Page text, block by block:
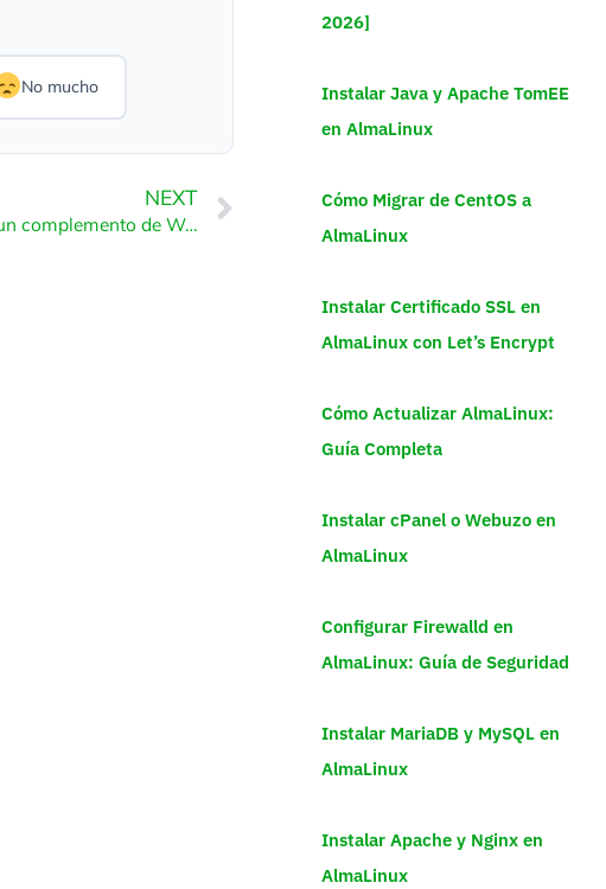
No mucho
NEXT
Cómo instalar un complemento de WordPress
2026]
Instalar Java y Apache TomEE
en AlmaLinux
Cómo Migrar de CentOS a
AlmaLinux
Instalar Certificado SSL en
AlmaLinux con Let’s Encrypt
Cómo Actualizar AlmaLinux:
Guía Completa
Instalar cPanel o Webuzo en
AlmaLinux
Configurar Firewalld en
AlmaLinux: Guía de Seguridad
Instalar MariaDB y MySQL en
AlmaLinux
Instalar Apache y Nginx en
AlmaLinux